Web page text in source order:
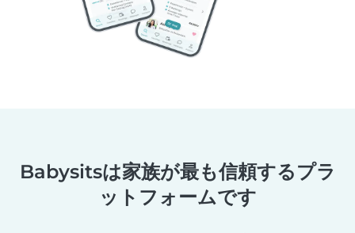
Babysitsは家族が最も信頼するプラ
ットフォームです